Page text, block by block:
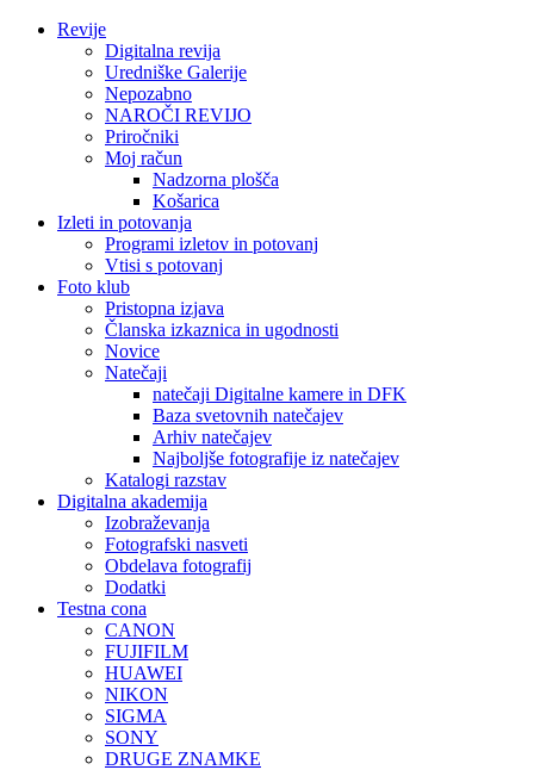
Revije
Digitalna revija
Uredniške Galerije
Nepozabno
NAROČI REVIJO
Priročniki
Moj račun
Nadzorna plošča
Košarica
Izleti in potovanja
Programi izletov in potovanj
Vtisi s potovanj
Foto klub
Pristopna izjava
Članska izkaznica in ugodnosti
Novice
Natečaji
natečaji Digitalne kamere in DFK
Baza svetovnih natečajev
Arhiv natečajev
Najboljše fotografije iz natečajev
Katalogi razstav
Digitalna akademija
Izobraževanja
Fotografski nasveti
Obdelava fotografij
Dodatki
Testna cona
CANON
FUJIFILM
HUAWEI
NIKON
SIGMA
SONY
DRUGE ZNAMKE